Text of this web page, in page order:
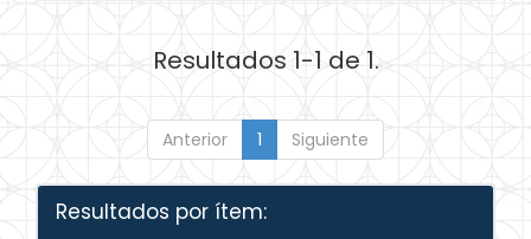
Resultados 1-1 de 1.
Anterior 1 Siguiente
Resultados por ítem: